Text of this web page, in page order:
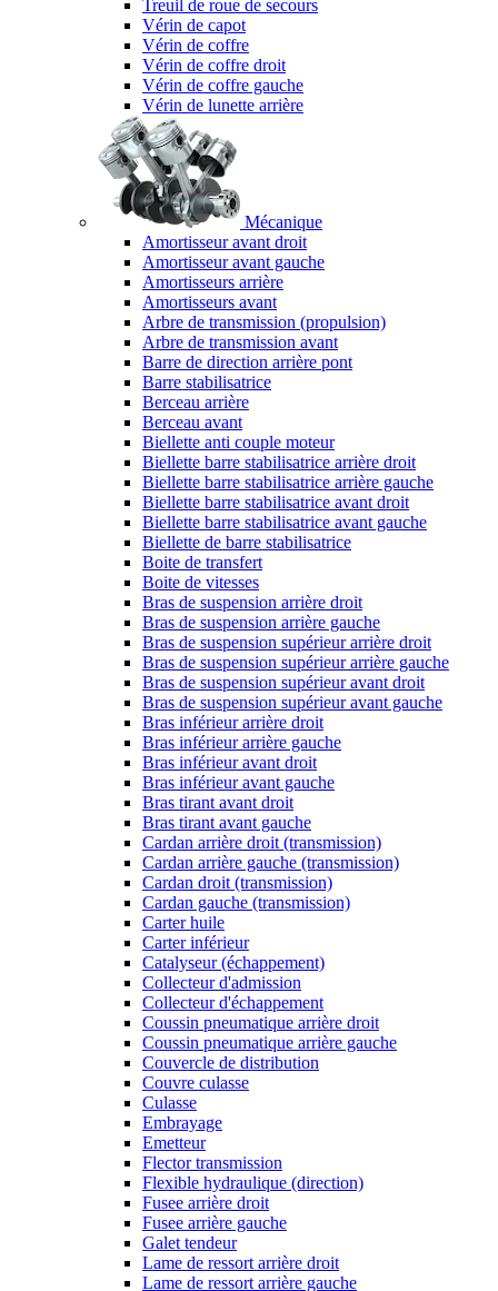
Treuil de roue de secours
Vérin de capot
Vérin de coffre
Vérin de coffre droit
Vérin de coffre gauche
Vérin de lunette arrière
Mécanique
Amortisseur avant droit
Amortisseur avant gauche
Amortisseurs arrière
Amortisseurs avant
Arbre de transmission (propulsion)
Arbre de transmission avant
Barre de direction arrière pont
Barre stabilisatrice
Berceau arrière
Berceau avant
Biellette anti couple moteur
Biellette barre stabilisatrice arrière droit
Biellette barre stabilisatrice arrière gauche
Biellette barre stabilisatrice avant droit
Biellette barre stabilisatrice avant gauche
Biellette de barre stabilisatrice
Boite de transfert
Boite de vitesses
Bras de suspension arrière droit
Bras de suspension arrière gauche
Bras de suspension supérieur arrière droit
Bras de suspension supérieur arrière gauche
Bras de suspension supérieur avant droit
Bras de suspension supérieur avant gauche
Bras inférieur arrière droit
Bras inférieur arrière gauche
Bras inférieur avant droit
Bras inférieur avant gauche
Bras tirant avant droit
Bras tirant avant gauche
Cardan arrière droit (transmission)
Cardan arrière gauche (transmission)
Cardan droit (transmission)
Cardan gauche (transmission)
Carter huile
Carter inférieur
Catalyseur (échappement)
Collecteur d'admission
Collecteur d'échappement
Coussin pneumatique arrière droit
Coussin pneumatique arrière gauche
Couvercle de distribution
Couvre culasse
Culasse
Embrayage
Emetteur
Flector transmission
Flexible hydraulique (direction)
Fusee arrière droit
Fusee arrière gauche
Galet tendeur
Lame de ressort arrière droit
Lame de ressort arrière gauche